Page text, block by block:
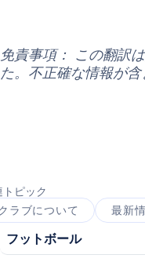
免責事項： この翻訳
た。不正確な情報が含
トピック
ラブについて
最新
フットボール